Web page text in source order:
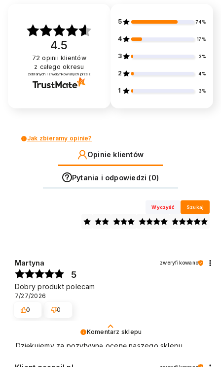
4.5
72 opinii klientów
z całego okresu
zebranych i zweryfikowanych przez
5 74%
4 17%
3 3%
2 4%
1 3%
Jak zbieramy opinie?
Opinie klientów
Pytania i odpowiedzi (0)
Wyczyść Szukaj
Komentarz sklepu
Dziękujemy za pozytywną ocenę naszego sklepu.
Martyna zweryfikowano
5
Dobry produkt polecam
7/27/2026
0
0